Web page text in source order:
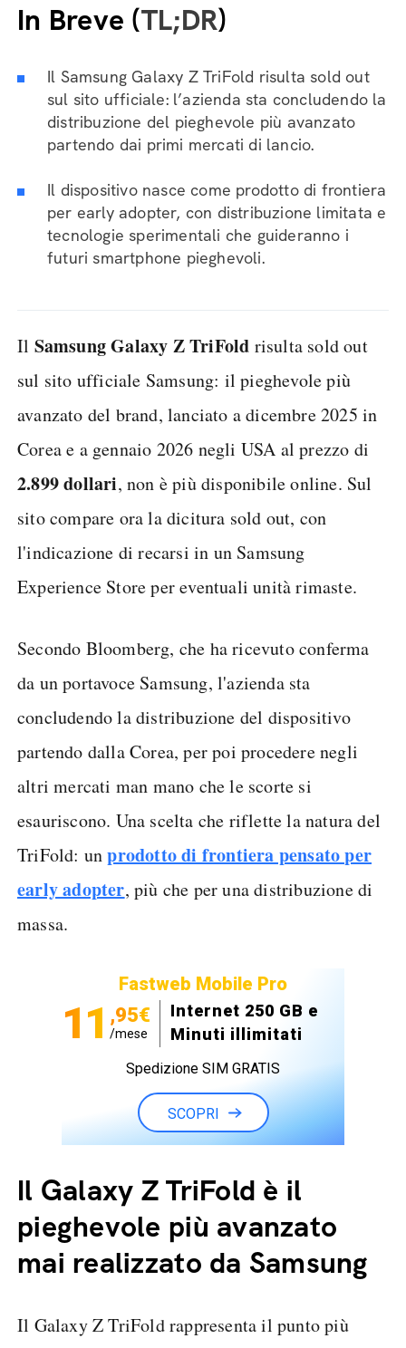
In Breve (TL;DR)
Il Samsung Galaxy Z TriFold risulta sold out
sul sito ufficiale: l’azienda sta concludendo la
distribuzione del pieghevole più avanzato
partendo dai primi mercati di lancio.
Il dispositivo nasce come prodotto di frontiera
per early adopter, con distribuzione limitata e
tecnologie sperimentali che guideranno i
futuri smartphone pieghevoli.
Il Samsung Galaxy Z TriFold risulta sold out
sul sito ufficiale Samsung: il pieghevole più
avanzato del brand, lanciato a dicembre 2025 in
Corea e a gennaio 2026 negli USA al prezzo di
2.899 dollari, non è più disponibile online. Sul
sito compare ora la dicitura sold out, con
l'indicazione di recarsi in un Samsung
Experience Store per eventuali unità rimaste.
Secondo Bloomberg, che ha ricevuto conferma
da un portavoce Samsung, l'azienda sta
concludendo la distribuzione del dispositivo
partendo dalla Corea, per poi procedere negli
altri mercati man mano che le scorte si
esauriscono. Una scelta che riflette la natura del
TriFold: unprodotto di frontiera pensato per
early adopter, più che per una distribuzione di
massa.
Fastweb Mobile Pro
11 ,95€
/mese
Internet 250 GB e
Minuti illimitati
Spedizione SIM GRATIS
SCOPRI
Il Galaxy Z TriFold è il
pieghevole più avanzato
mai realizzato da Samsung
Il Galaxy Z TriFold rappresenta il punto più